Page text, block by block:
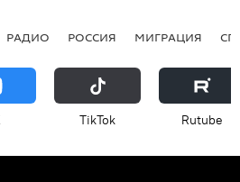
РАДИО РОССИЯ МИГРАЦИЯ
ТikТоk Rutube